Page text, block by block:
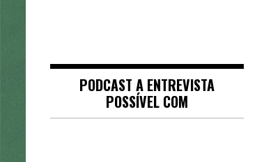
PODCAST A ENTREVISTA
POSSÍVEL COM